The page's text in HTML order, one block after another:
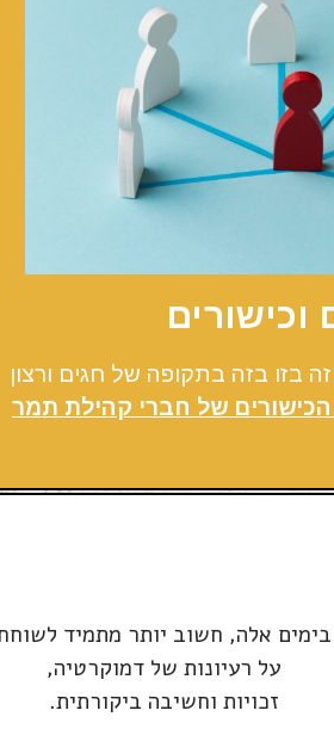
בזו בזה בתקופה של חגים ורצון
הכישורים של חברי קהילת תמר
בימים אלה, חשוב יותר מתמיד
על רעיונות של דמוקרטיה,
זכויות וחשיבה ביקורתית.